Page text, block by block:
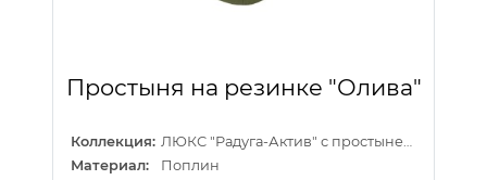
Простыня на резинке "Олива"
Коллекция:
ЛЮКС "Радуга-Актив" с простыней на резинке
Материал:
Поплин